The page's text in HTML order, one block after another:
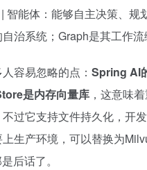
智能体：能够自主决策、规
治系统；Graph是其工作
容易忽略的点： Spring AI
是内存向量库 ，这意味
过它支持文件持久化，开
生产环境，可以替换为
后话了。